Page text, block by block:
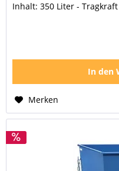
Inhalt: 350 Liter -
In den
Merken